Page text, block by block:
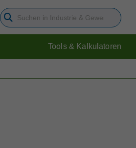
Suchbegriff eingeben
Tools & Kalkulatoren